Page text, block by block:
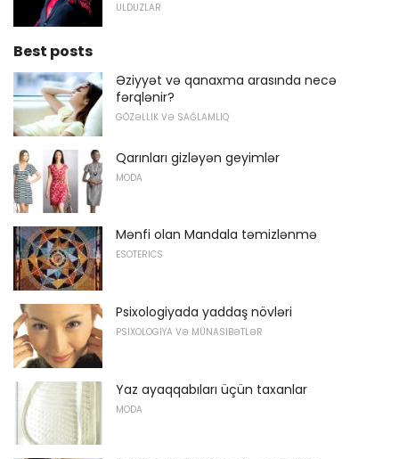
ULDUZLAR
Best posts
Əziyyət və qanaxma arasında necə
fərqlənir?
GÖZƏLLIK VƏ SAĞLAMLIQ
Qarınları gizləyən geyimlər
MODA
Mənfi olan Mandala təmizlənmə
ESOTERICS
Psixologiyada yaddaş növləri
PSIXOLOGIYA VƏ MÜNASIBƏTLƏR
Yaz ayaqqabıları üçün taxanlar
MODA